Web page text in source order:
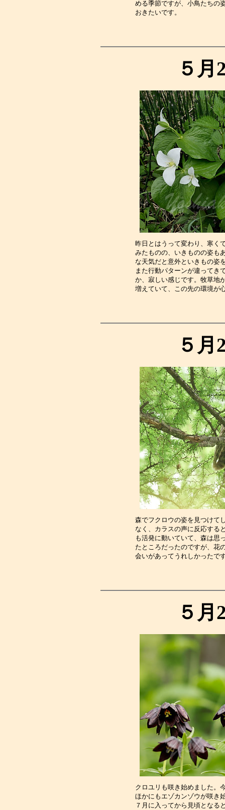
める季節ですが、小鳥たちの
おき
５月
昨日とはうって変わり、寒く
みたものの、いきものの姿も
な天気だと意外といきもの姿
また行動パターンが違ってき
か、寂しい感じです。牧草地
増えていて、こ
５月
森でフクロウの姿を見つけて
なく、カラスの声に反応する
も活発に動いていて、森は思
たところだったのですが、花
会いがあって
５月
クロユリも咲き始めました。
ほかにもエゾカンゾウが咲き
７月に入ってから見頃となる